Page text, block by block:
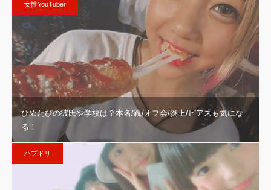
女性YouTuber
ひめたぴの彼氏や学校は？本名/親/オフ会/炎上/ピアスも気にな
る！
ハブドリ